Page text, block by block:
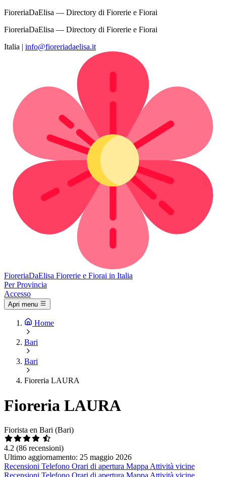
FioreriaDaElisa — Directory di Fiorerie e Fiorai
FioreriaDaElisa — Directory di Fiorerie e Fiorai
Italia | info@fioreriadaelisa.it
FioreriaDaElisa Fiorerie e Fiorai in Italia
Per Provincia
Accesso
Apri menu
Home
Bari
Bari
Fioreria LAURA
Fioreria LAURA
Fiorista en Bari (Bari)
4.2 (86 recensioni)
Ultimo aggiornamento: 25 maggio 2026
Recensioni Telefono Orari di apertura Mappa Attività vicine